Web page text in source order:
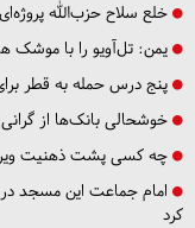
خلع سلاح حزب‌الله
یمن: تل‌آویو را با موشک
پنج درس‌ حمله به قطر
خوشحالی بانک‌ها از گرانی
چه کسی پشت ذهنیت
کرد